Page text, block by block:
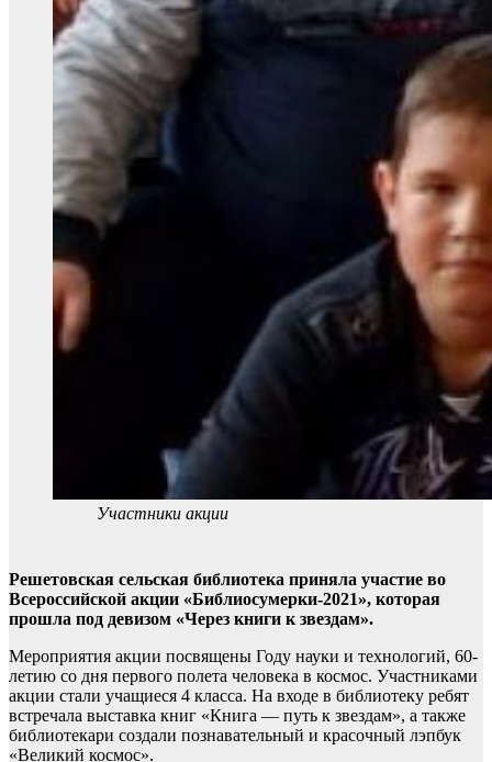
Участники акции
Решетовская сельская библиотека приняла участие во
Всероссийской акции «Библиосумерки-2021», которая
прошла под девизом «Через книги к звездам».
Мероприятия акции посвящены Году науки и технологий, 60-
летию со дня первого полета человека в космос. Участниками
акции стали учащиеся 4 класса. На входе в библиотеку ребят
встречала выставка книг «Книга — путь к звездам», а также
библиотекари создали познавательный и красочный лэпбук
«Великий космос».